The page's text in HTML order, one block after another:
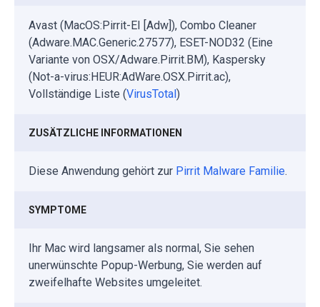
Avast (MacOS:Pirrit-EI [Adw]), Combo Cleaner
(Adware.MAC.Generic.27577), ESET-NOD32 (Eine
Variante von OSX/Adware.Pirrit.BM), Kaspersky
(Not-a-virus:HEUR:AdWare.OSX.Pirrit.ac),
Vollständige Liste (VirusTotal)
ZUSÄTZLICHE INFORMATIONEN
Diese Anwendung gehört zur Pirrit Malware Familie.
SYMPTOME
Ihr Mac wird langsamer als normal, Sie sehen
unerwünschte Popup-Werbung, Sie werden auf
zweifelhafte Websites umgeleitet.